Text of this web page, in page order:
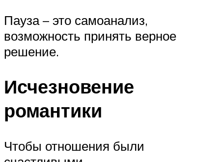
Пауза – это самоанализ,
возможность принять верное
решение.
Исчезновение
романтики
Чтобы отношения были